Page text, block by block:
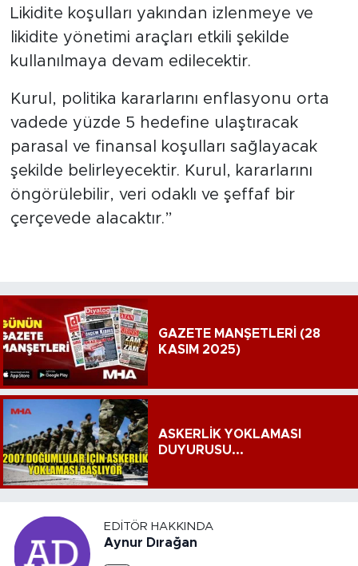
Likidite koşulları yakından izlenmeye ve
likidite yönetimi araçları etkili şekilde
kullanılmaya devam edilecektir.
Kurul, politika kararlarını enflasyonu orta
vadede yüzde 5 hedefine ulaştıracak
parasal ve finansal koşulları sağlayacak
şekilde belirleyecektir. Kurul, kararlarını
öngörülebilir, veri odaklı ve şeffaf bir
çerçevede alacaktır.”
GAZETE MANŞETLERİ (28
KASIM 2025)
ASKERLİK YOKLAMASI
DUYURUSU...
EDITÖR HAKKINDA
Aynur Dırağan